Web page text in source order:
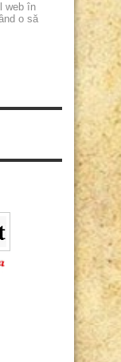
web în
o să